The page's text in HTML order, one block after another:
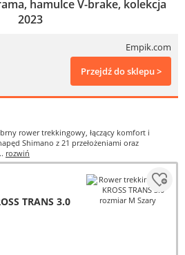
hamulce V-brake, kolekcja
2023
Empik.com
Przejdź do sklepu >
rower trekkingowy, łączący komfort i
Shimano z 21 przełożeniami oraz
rozwiń
TRANS 3.0